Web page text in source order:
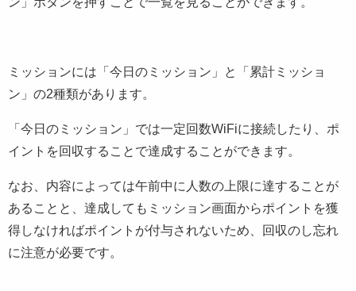
ミッションには「今日のミッション」と「累計ミッショ
ン」の2種類があります。
「今日のミッション」では一定回数WiFiに接続したり、ポ
イントを回収することで達成することができます。
なお、内容によっては午前中に人数の上限に達することが
あることと、達成してもミッション画面からポイントを獲
得しなければポイントが付与されないため、回収のし忘れ
に注意が必要です。